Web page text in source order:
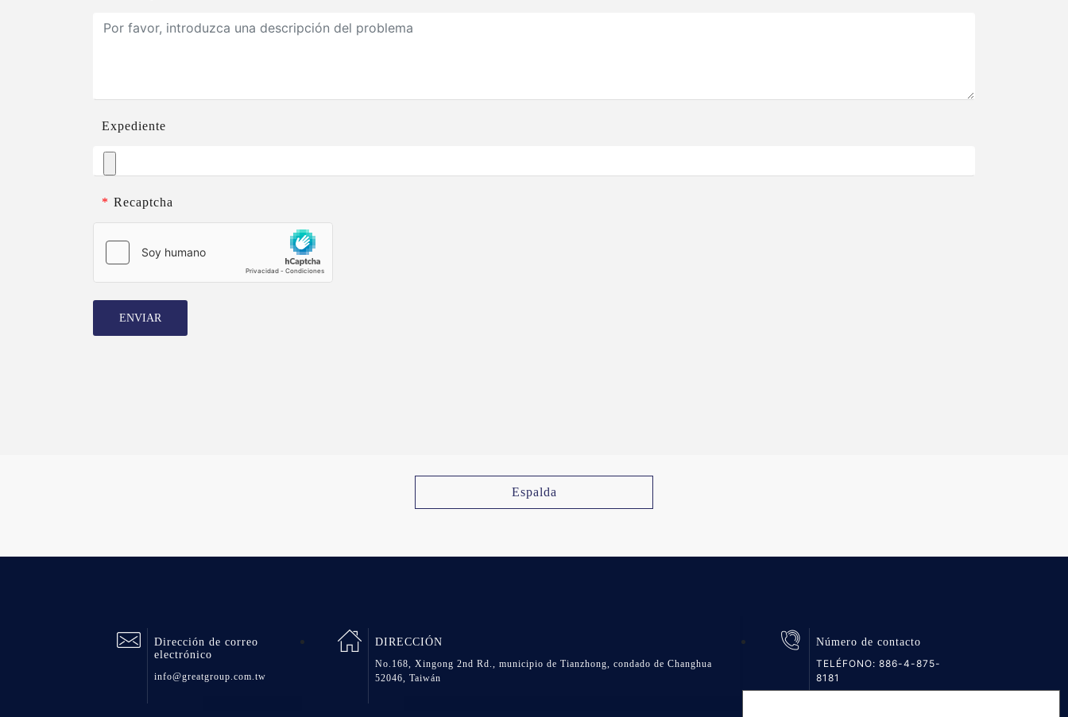
Expediente
* Recaptcha
ENVIAR
Espalda
Dirección de correo
electrónico
info@greatgroup.com.tw
DIRECCIÓN
No.168, Xingong 2nd Rd., municipio de Tianzhong, condado de Changhua
52046, Taiwán
Número de contacto
TELÉFONO: 886-4-875-
8181